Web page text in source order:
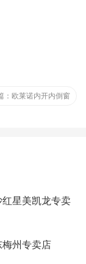
： 欧莱诺内开内倒窗
红星美凯龙专卖
梅州专卖店